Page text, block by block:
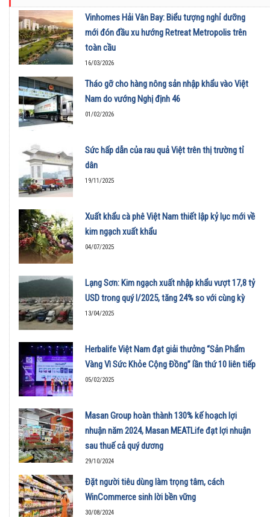
Vinhomes Hải Vân Bay: Biểu tượng nghỉ dưỡng
mới đón đầu xu hướng Retreat Metropolis trên
toàn cầu
16/03/2026
Tháo gỡ cho hàng nông sản nhập khẩu vào Việt
Nam do vướng Nghị định 46
01/02/2026
Sức hấp dẫn của rau quả Việt trên thị trường tỉ
dân
19/11/2025
Xuất khẩu cà phê Việt Nam thiết lập kỷ lục mới về
kim ngạch xuất khẩu
04/07/2025
Lạng Sơn: Kim ngạch xuất nhập khẩu vượt 17,8 tỷ
USD trong quý I/2025, tăng 24% so với cùng kỳ
13/04/2025
Herbalife Việt Nam đạt giải thưởng “Sản Phẩm
Vàng Vì Sức Khỏe Cộng Đồng” lần thứ 10 liên tiếp
05/02/2025
Masan Group hoàn thành 130% kế hoạch lợi
nhuận năm 2024, Masan MEATLife đạt lợi nhuận
sau thuế cả quý dương
29/10/2024
Đặt người tiêu dùng làm trọng tâm, cách
WinCommerce sinh lời bền vững
30/08/2024